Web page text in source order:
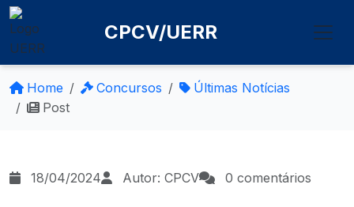
CPCV/UERR
Home Concursos
Últimas Notícias
Post
18/04/2024 Autor: CPCV 0 comentários